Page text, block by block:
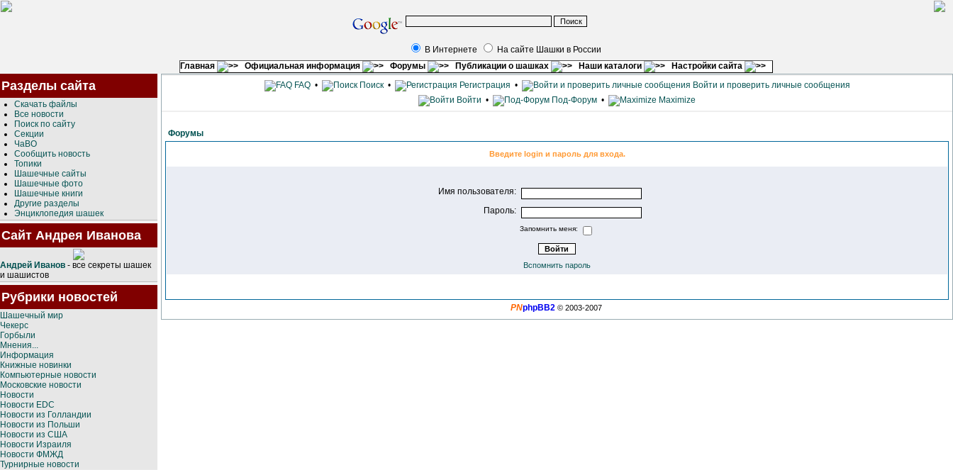
В Интернете
На сайте Шашки в России
Главная
Официальная информация Форумы Публикации о шашках Наши каталоги Настройки сайта
Разделы сайта
Скачать файлы
Все новости
Поиск по сайту
Секции
ЧаВО
Сообщить новость
Топики
Шашечные сайты
Шашечные фото
Шашечные книги
Другие разделы
Энциклопедия шашек
Сайт Андрея Иванова
Андрей Иванов - все секреты шашек
и шашистов
Рубрики новостей
Шашечный мир
Чекерс
Горбыли
Мнения...
Информация
Книжные новинки
Компьютерные новости
Московские новости
Новости
Новости EDC
Новости из Голландии
Новости из Польши
Новости из США
Новости Израиля
Новости ФМЖД
Турнирные новости
FAQ• Поиск• Регистрация •
Войти и проверить личные сообщения
Войти • Под-Форум • Maximize
Форумы
Введите login и пароль для входа.
Имя пользователя:
Пароль:
Запомнить меня:
Вспомнить пароль
PNphpBB2 © 2003-2007